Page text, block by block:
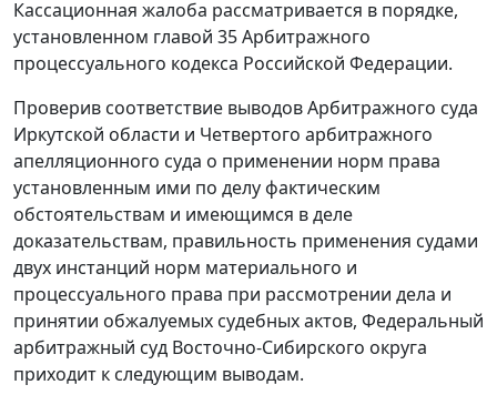
Кассационная жалоба рассматривается в порядке,
установленном главой 35Арбитражного
процессуального кодекса Российской Федерации.
Проверив соответствие выводов Арбитражного суда
Иркутской области и Четвертого арбитражного
апелляционного суда о применении норм права
установленным ими по делу фактическим
обстоятельствам и имеющимся в деле
доказательствам, правильность применения судами
двух инстанций норм материального и
процессуального права при рассмотрении дела и
принятии обжалуемых судебных актов, Федеральный
арбитражный суд Восточно-Сибирского округа
приходит к следующим выводам.